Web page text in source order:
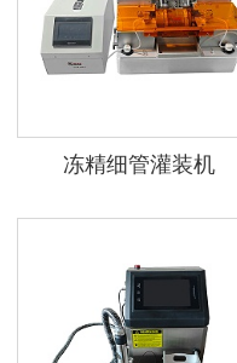
冻精细管灌装机